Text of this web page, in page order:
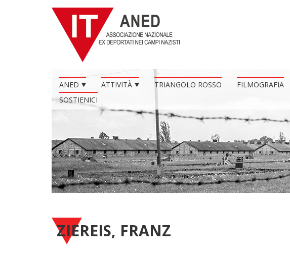
ANED ATTIVITÀ TRIANGOLO ROSSO FILMOGRAFIA
SOSTIENICI
ZIEREIS, FRANZ